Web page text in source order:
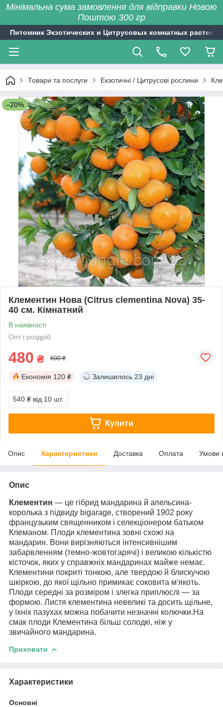
Мінімальна сума замовлення для відправки Новою
Поштою 300 гр
Питомник Экзотических и Цитрусовых комнатных растений
Товари та послуги Екзотичні / Цитрусові рослини
–20%
Клементин Нова (Citrus clementina Nova) 35-
40 см. Кімнатний
В наявності
Опт і роздріб
480 ₴ 600 ₴
Економія 120 ₴ Залишилось 23 дні
540 ₴ від 10 шт.
Купити
Опис Характеристики Доставка Оплата Умови
Опис
Клементин — це гібрид мандарина й апельсина-
королька з підвиду bigarage, створений 1902 року
французьким священником і селекціонером батьком
Клеманом. Плоди клементина зовні схожі на
мандарин. Вони вирізняються інтенсивнішим
забарвленням (темно-жовтогарячі) і великою кількістю
кісточок, яких у справжніх мандаринах майже немає.
Клементини покриті тонкою, але твердою й блискучою
шкіркою, до якої щільно примикає соковита м'якоть.
Плоди середні за розміром і злегка приплюслі — за
формою. Листя клементина невеликі та досить щільне,
у їхніх пазухах можна побачити незначні колючки.На
смак плоди Клементина більш солодкі, ніж у
звичайного мандарина.
Приховати
Характеристики
Основні